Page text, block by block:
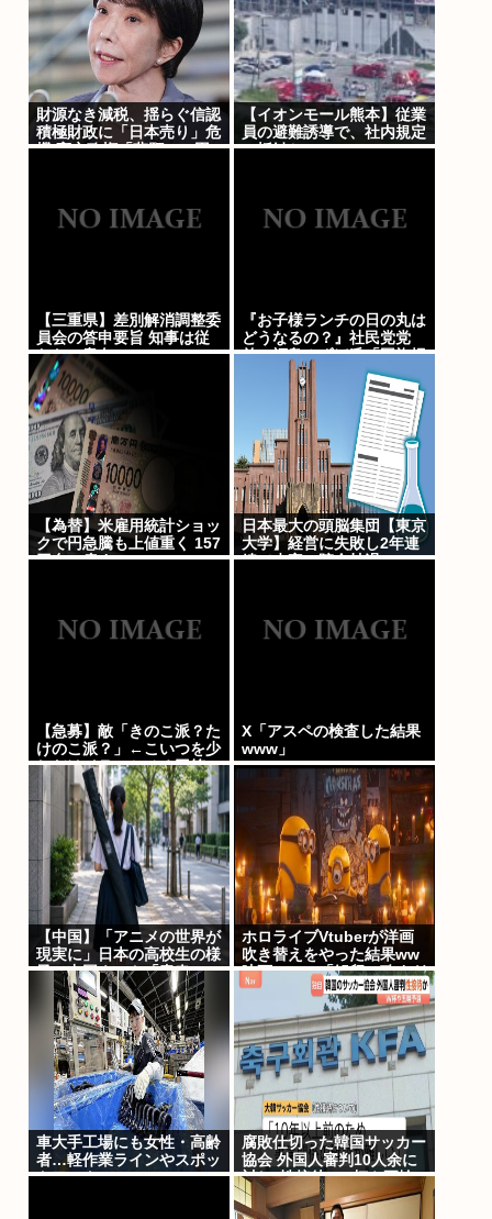
財源なき減税、揺らぐ信認
積極財政に「日本売り」危
機 高市政権「悲願」に固
【イオンモール熊本】従業
員の避難誘導で、社内規定
に抵触か
【三重県】差別解消調整委
員会の答申要旨 知事は従
わない意向
『お子様ランチの日の丸は
どうなるの？』社民党党
首・福島みずほ氏「国旗損
壊罪」への危機感「個人の
内心の自由を抑圧する高市
政権はとにかく変えるしか
ない」
【為替】米雇用統計ショッ
クで円急騰も上値重く 157
円台に戻す
日本最大の頭脳集団【東京
大学】経営に失敗し2年連
続で赤字、貯金枯渇
【急募】敵「きのこ派？た
けのこ派？」←こいつを少
しだけイラつかせる回答
X「アスペの検査した結果
www」
【中国】「アニメの世界が
現実に」日本の高校生の様
子に中国ネット「青春」
「うらやましい」
ホロライブVtuberが洋画
吹き替えをやった結果ww
映画ファン「解釈一致すぎ
る」
車大手工場にも女性・高齢
者…軽作業ラインやスポッ
トワーク
腐敗仕切った韓国サッカー
協会 外国人審判10人余に
対し”性接待” W杯や五輪
の予選